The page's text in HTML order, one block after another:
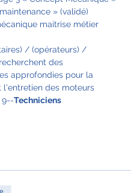
» (validé)
maitrise métier
/ (opérateurs) /
des
approfondies pour la
l'entretien des moteurs
9--Techniciens